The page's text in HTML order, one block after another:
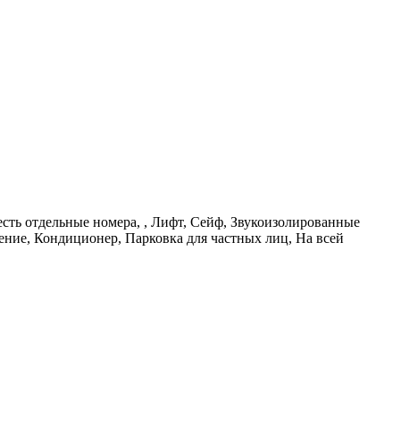
отдельные номера, , Лифт, Сейф, Звукоизолированные
Кондиционер, Парковка для частных лиц, На всей